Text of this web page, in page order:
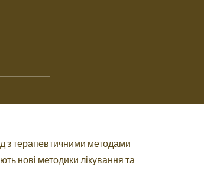
з терапевтичними методами
нові методики лікування та